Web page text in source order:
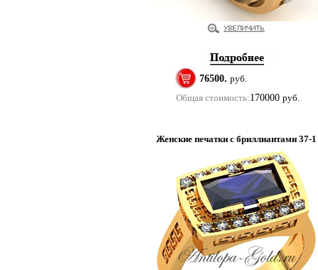
76500. руб.
Общая стоимость:170000 руб.
Женские печатки с бриллиантами 37-1